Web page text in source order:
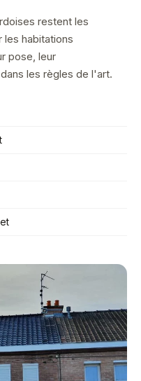
restent les
les habitations
pose, leur
les règles de l'art.